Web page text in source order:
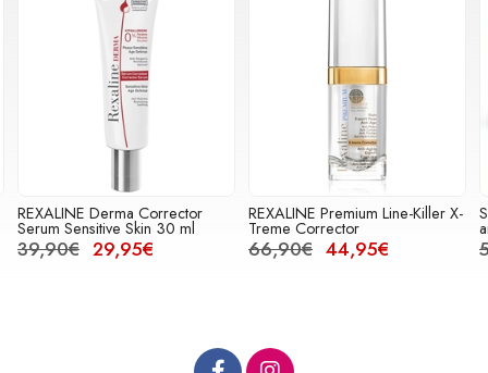
REXALINE Derma Corrector
Serum Sensitive Skin 30 ml
39,90€ 29,95€
REXALINE Premium Line-Killer X-
Treme Corrector
66,90€ 44,95€